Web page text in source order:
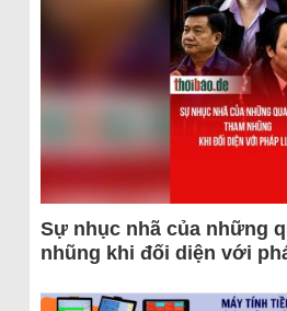
Sự nhục nhã của những
nhũng khi đối diện với